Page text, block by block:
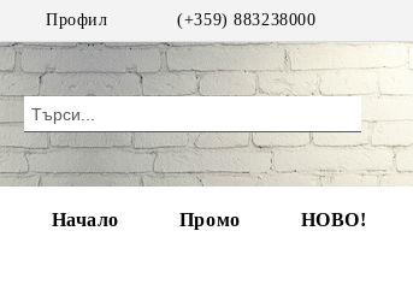
Профил (+359) 883238000
Начало Промо НОВО!